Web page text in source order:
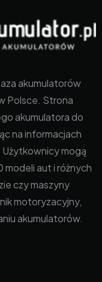
akumulatorów
Polsce. Strona
akumulatora do
na informacjach
mogą
aut i różnych
czy maszyny
motoryzacyjny,
akumulatorów.